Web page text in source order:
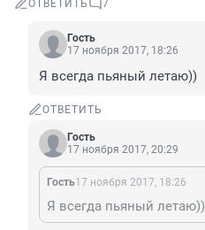
ОТВЕТИТЬ 7
Гость
17 ноября 2017, 18:26
Я всегда пьяный летаю))
ОТВЕТИТЬ
Гость
17 ноября 2017, 20:29
Гость17 ноября 2017, 18:26
Я всегда пьяный летаю))